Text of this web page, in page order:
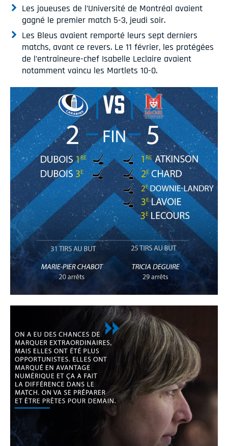
Les joueuses de l’Université de Montréal avaient
gagné le premier match 5-3, jeudi soir.
Les Bleus avaient remporté leurs sept derniers
matchs, avant ce revers. Le 11 février, les protégées
de l’entraîneure-chef Isabelle Leclaire avaient
notamment vaincu les Martlets 10-0.